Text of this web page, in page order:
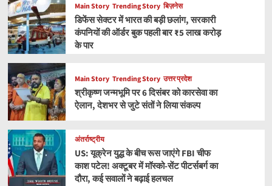
Main Story Trending Story बिज़नेस
डिफेंस सेक्टर में भारत की बड़ी छलांग, सरकारी
कंपनियों की ऑर्डर बुक पहली बार ₹5 लाख करोड़
के पार
Main Story Trending Story उत्तर प्रदेश
श्रीकृष्ण जन्मभूमि पर 6 दिसंबर को कारसेवा का
ऐलान, देशभर से जुटे संतों ने लिया संकल्प
अंतर्राष्ट्रीय
US: यूक्रेन युद्ध के बीच रूस जाएंगे FBI चीफ
काश पटेल! अक्टूबर में मॉस्को-सेंट पीटर्सबर्ग का
दौरा, कई सवालों ने बढ़ाई हलचल